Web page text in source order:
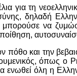
για τη
δηλαδή
να
και την
όπως
ενωθεί όλη η